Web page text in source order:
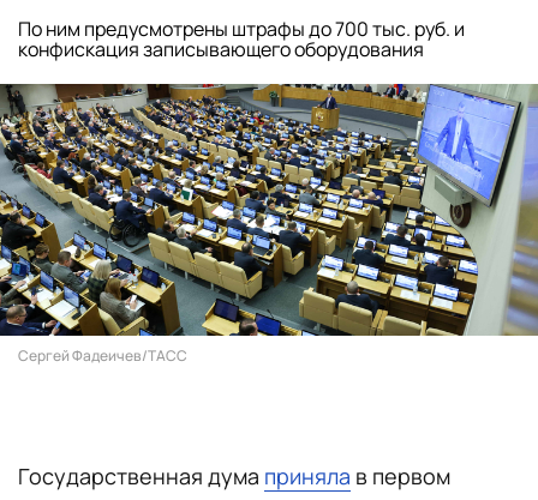
По ним предусмотрены штрафы до 700 тыс. руб. и
конфискация записывающего оборудования
Сергей Фадеичев/ТАСС
Государственная дума приняла в первом